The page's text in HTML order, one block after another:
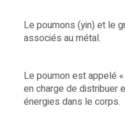
Le poumons (yin) et le
associés au métal.
Le poumon est appelé «
en charge de distribuer
énergies dans le corps.